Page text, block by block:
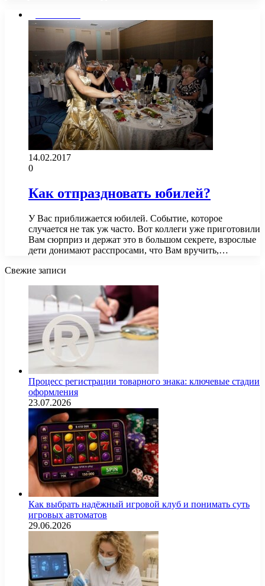
14.02.2017
0
Как отпраздновать юбилей?
У Вас приближается юбилей. Событие, которое
случается не так уж часто. Вот коллеги уже приготовили
Вам сюрприз и держат это в большом секрете, взрослые
дети донимают расспросами, что Вам вручить,…
Свежие записи
Процесс регистрации товарного знака: ключевые стадии
оформления
23.07.2026
Как выбрать надёжный игровой клуб и понимать суть
игровых автоматов
29.06.2026